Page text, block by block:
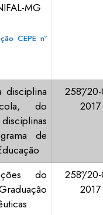
MG
CEPE nº
disciplina
do
de
258ª/
2017
do
258ª/
2017